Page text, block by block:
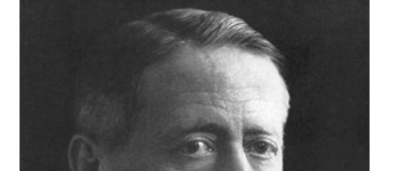
DIE PRÄSIDENTENGALERIE
INFORMATIONEN ZUR PRÄSIDENTENGALERIE